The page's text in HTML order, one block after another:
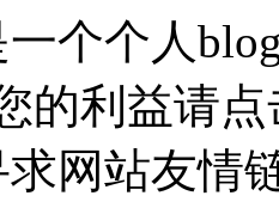
个个人
的利益请
网站友情